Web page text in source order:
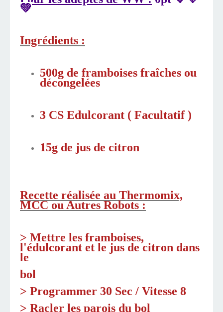
💚
Ingrédients :
500g de framboises fraîches ou
décongelées
3 CS Edulcorant ( Facultatif )
15g de jus de citron
Recette réalisée au Thermomix,
MCC ou Autres Robots :
> Mettre les framboises,
l'édulcorant et le jus de citron dans
le
bol
> Programmer 30 Sec / Vitesse 8
> Racler les parois du bol